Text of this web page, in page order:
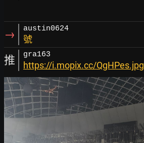
→ austin0624
號
推 gra163
https://i.mopix.cc/QgHPes.jpg